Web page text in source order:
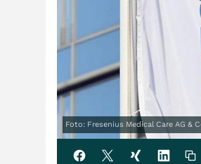
Foto: Fresenius Medical Care AG &